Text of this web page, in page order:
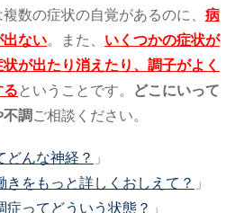
数の症状の自覚があるのに、 病
出ない。また、 いくつかの症状が
状が出たり消えたり、調子がよく
る ということです。
どこにいって
調 ご相談ください。
どんな神経？ 」
きをもっと詳しくおしえて？ 」
症ってどういう状態？ 」